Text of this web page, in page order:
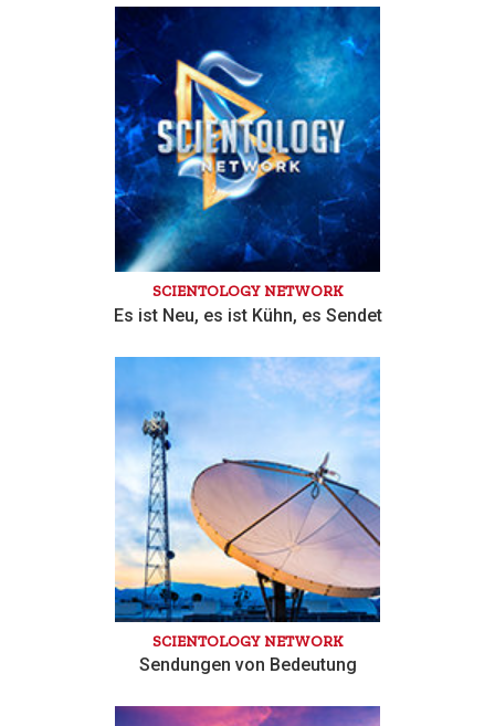
SCIENTOLOGY NETWORK
Es ist Neu, es ist Kühn, es Sendet
SCIENTOLOGY NETWORK
Sendungen von Bedeutung